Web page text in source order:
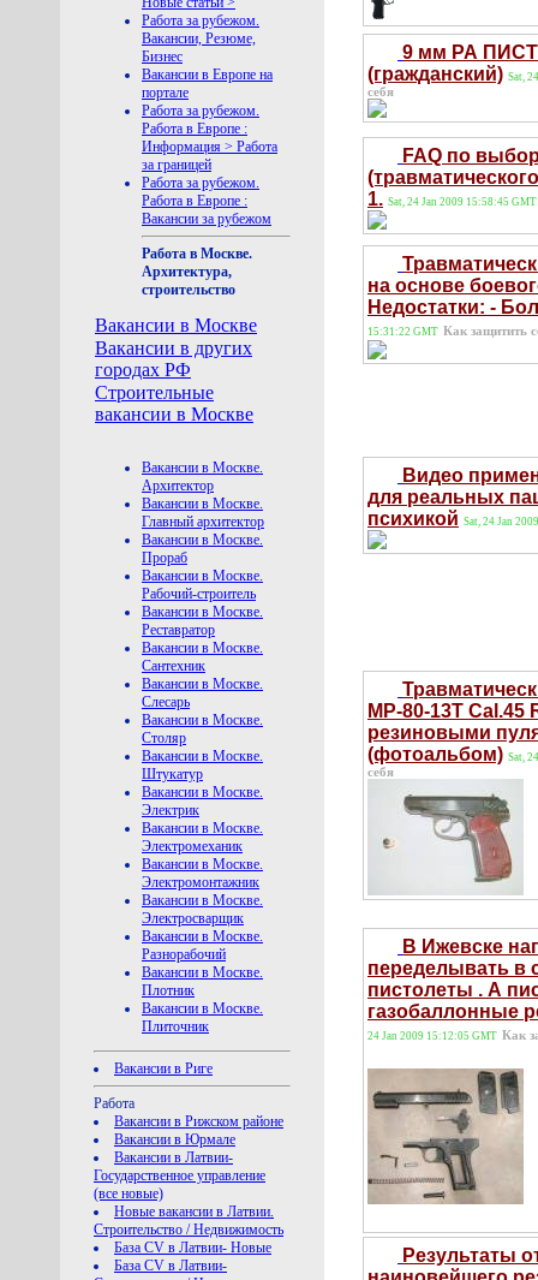
Работа за рубежом.
Вакансии, Резюме,
Бизнес
Вакансии в Европе на
портале
Работа за рубежом.
Работа в Европе :
Информация > Работа
за границей
Работа за рубежом.
Работа в Европе :
Вакансии за рубежом
Работа в Москве.
Архитектура,
строительство
Вакансии в Москве
Вакансии в других
городах РФ
Строительные
вакансии в Москве
Вакансии в Москве.
Архитектор
Вакансии в Москве.
Главный архитектор
Вакансии в Москве.
Прораб
Вакансии в Москве.
Рабочий-строитель
Вакансии в Москве.
Реставратор
Вакансии в Москве.
Сантехник
Вакансии в Москве.
Слесарь
Вакансии в Москве.
Столяр
Вакансии в Москве.
Штукатур
Вакансии в Москве.
Электрик
Вакансии в Москве.
Электромеханик
Вакансии в Москве.
Электромонтажник
Вакансии в Москве.
Электросварщик
Вакансии в Москве.
Разнорабочий
Вакансии в Москве.
Плотник
Вакансии в Москве.
Плиточник
Вакансии в Риге
Работа
Вакансии в Рижском районе
Вакансии в Юрмале
Вакансии в Латвии-
Государственное управление
(все новые)
Новые вакансии в Латвии.
Строительство / Недвижимость
База CV в Латвии- Новые
База CV в Латвии-
9 мм РА
(гражданский) Sat,
себя
FAQ по
1. Sat, 24 Jan 2009 15:58:45 GMT
на основе
Недостатки: -
15:31:22 GMT Как защитить
Видео
для реальных
психикой Sat, 24 Jan
МР-80-13Т Cal.45
резиновыми
(фотоальбом) Sat,
себя
В Ижевске
переделывать в
пистолеты . А
газобаллонные
24 Jan 2009 15:12:05 GMT Как
Результаты